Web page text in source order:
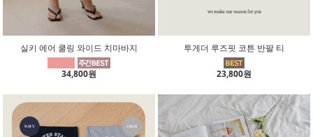
실키 에어 쿨링 와이드 치마바지
34,800원
투게더 루즈핏 코튼 반팔 티
23,800원